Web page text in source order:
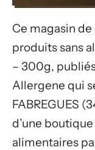
Ce magasin
produits sans
– 300g,
Allergene qui
FABREGUES
d’une
alimentaires